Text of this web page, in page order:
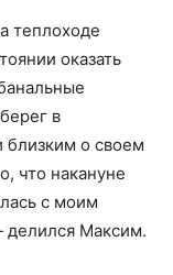
теплоходе
оказать
в
о своем
что накануне
с моим
Максим.